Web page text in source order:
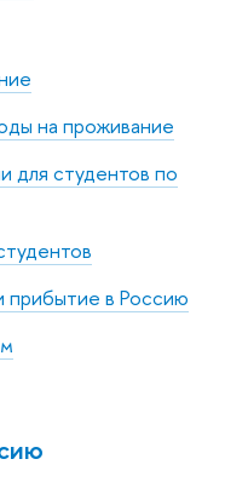
на проживание
для студентов по
прибытие в Россию